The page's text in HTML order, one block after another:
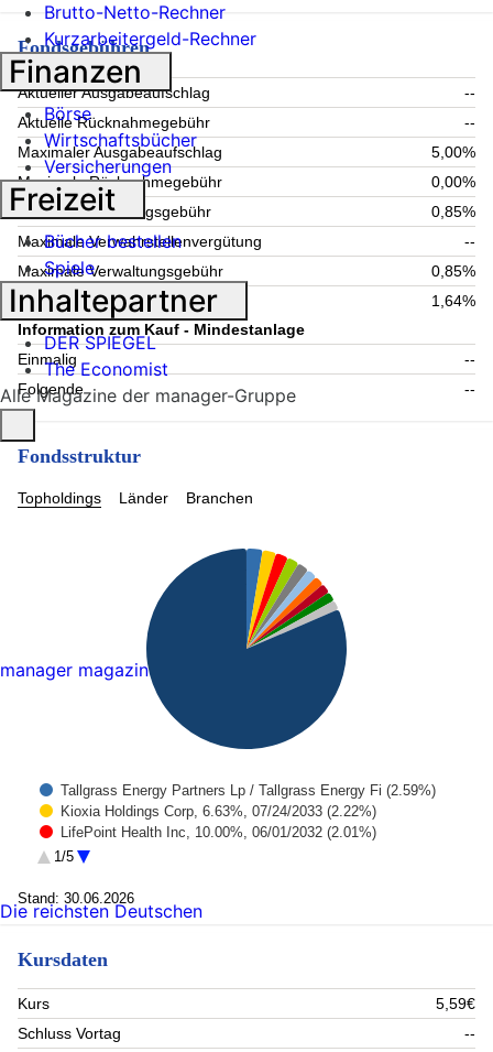
Fondsgebühren
Aktueller Ausgabeaufschlag
--
Aktuelle Rücknahmegebühr
--
Maximaler Ausgabeaufschlag
5,00%
Maximale Rücknahmegebühr
0,00%
Aktuelle Verwaltungsgebühr
0,85%
Maximale Verwahrstellenvergütung
--
Maximale Verwaltungsgebühr
0,85%
Laufende Kosten
1,64%
Information zum Kauf - Mindestanlage
Einmalig
--
Folgende
--
Fondsstruktur
Topholdings Länder Branchen
Tallgrass Energy Partners Lp / Tallgrass Energy Fi (2.59%)
Kioxia Holdings Corp, 6.63%, 07/24/2033 (2.22%)
LifePoint Health Inc, 10.00%, 06/01/2032 (2.01%)
Mohegan Tribal Gaming Authority / MS Digital Enter (1.92%)
Talen Energy Supply LLC, 6.38%, 05/01/2033 (1.66%)
Coreweave Inc, 9.75%, 10/01/2031 (1.61%)
Buy Protection, 5.00%, 06/20/2031 (1.56%)
1/5
Stand: 30.06.2026
Kursdaten
Kurs
5,59€
Schluss Vortag
--
Brutto-Netto-Rechner
Kurzarbeitergeld-Rechner
Finanzen
Börse
Wirtschaftsbücher
Versicherungen
Freizeit
Bücher bestellen
Spiele
Inhaltepartner
DER SPIEGEL
The Economist
Alle Magazine der manager-Gruppe
manager magazin
Die reichsten Deutschen